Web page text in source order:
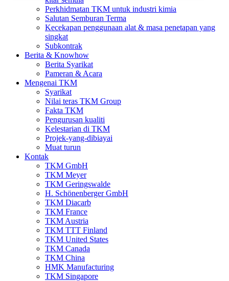
Perkhidmatan TKM untuk industri kimia
Salutan Semburan Terma
Kecekapan penggunaan alat & masa penetapan yang
singkat
Subkontrak
Berita & Knowhow
Berita Syarikat
Pameran & Acara
Mengenai TKM
Syarikat
Nilai teras TKM Group
Fakta TKM
Pengurusan kualiti
Kelestarian di TKM
Projek-yang-dibiayai
Muat turun
Kontak
TKM GmbH
TKM Meyer
TKM Geringswalde
H. Schönenberger GmbH
TKM Diacarb
TKM France
TKM Austria
TKM TTT Finland
TKM United States
TKM Canada
TKM China
HMK Manufacturing
TKM Singapore